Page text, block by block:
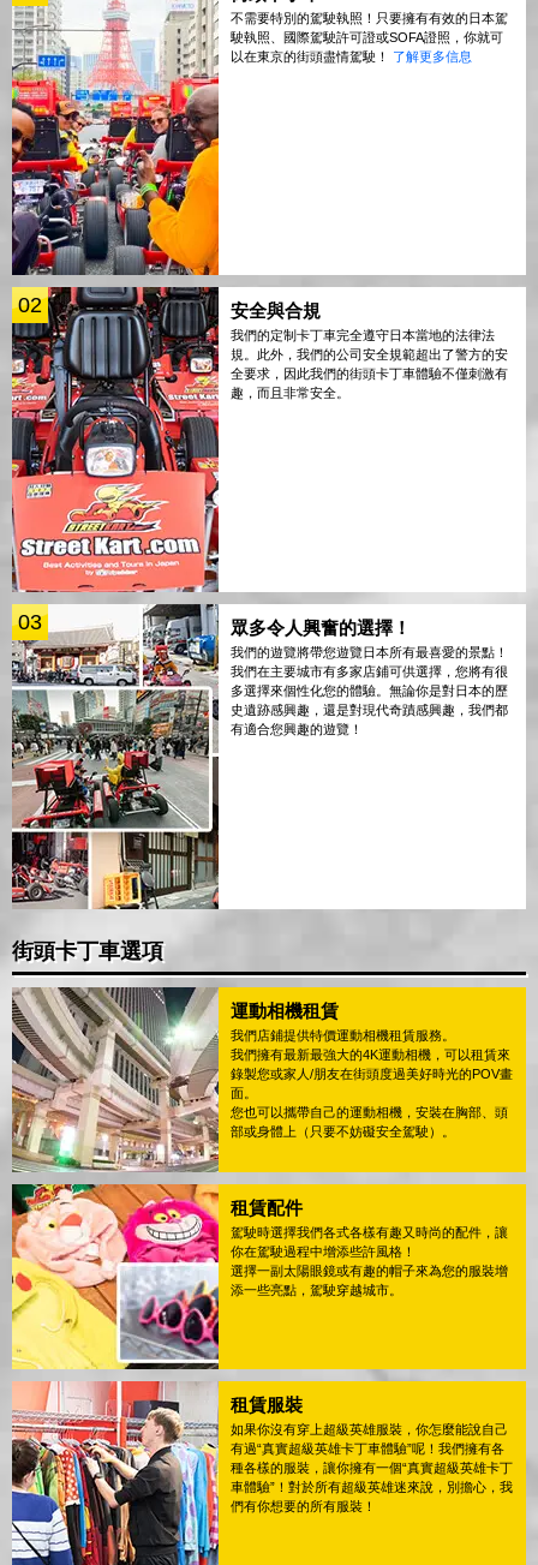
不需要特別的駕駛執照！只要擁有有效的日本駕
駛執照、國際駕駛許可證或SOFA證照，你就可
以在東京的街頭盡情駕駛！ 了解更多信息
02 安全與合規
我們的定制卡丁車完全遵守日本當地的法律法
規。此外，我們的公司安全規範超出了警方的安
全要求，因此我們的街頭卡丁車體驗不僅刺激有
趣，而且非常安全。
03 眾多令人興奮的選擇！
我們的遊覽將帶您遊覽日本所有最喜愛的景點！
我們在主要城市有多家店鋪可供選擇，您將有很
多選擇來個性化您的體驗。無論你是對日本的歷
史遺跡感興趣，還是對現代奇蹟感興趣，我們都
有適合您興趣的遊覽！
街頭卡丁車選項
運動相機租賃
我們店鋪提供特價運動相機租賃服務。
我們擁有最新最強大的4K運動相機，可以租賃來
錄製您或家人/朋友在街頭度過美好時光的POV畫
面。
您也可以攜帶自己的運動相機，安裝在胸部、頭
部或身體上（只要不妨礙安全駕駛）。
租賃配件
駕駛時選擇我們各式各樣有趣又時尚的配件，讓
你在駕駛過程中增添些許風格！
選擇一副太陽眼鏡或有趣的帽子來為您的服裝增
添一些亮點，駕駛穿越城市。
租賃服裝
如果你沒有穿上超級英雄服裝，你怎麼能說自己
有過“真實超級英雄卡丁車體驗”呢！我們擁有各
種各樣的服裝，讓你擁有一個“真實超級英雄卡丁
車體驗”！對於所有超級英雄迷來說，別擔心，我
們有你想要的所有服裝！